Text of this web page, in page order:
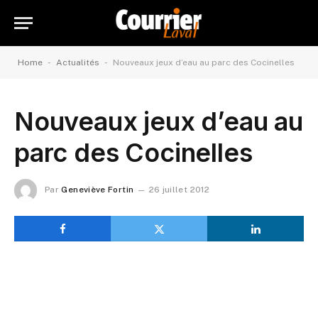
Home - Actualités - Nouveaux jeux d’eau au parc des Cocinelles
Nouveaux jeux d’eau au
parc des Cocinelles
Par Geneviève Fortin 26 juillet 2012